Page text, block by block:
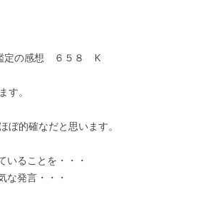
定の感想 ６５８ K
す。
ぼ的確なだと思います。
いることを・・・
な発言・・・